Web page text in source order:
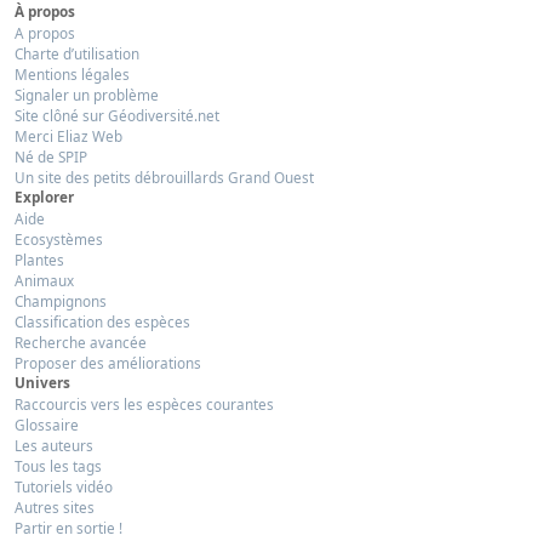
À propos
A propos
Charte d’utilisation
Mentions légales
Signaler un problème
Site clôné sur Géodiversité.net
Merci Eliaz Web
Né de SPIP
Un site des petits débrouillards Grand Ouest
Explorer
Aide
Ecosystèmes
Plantes
Animaux
Champignons
Classification des espèces
Recherche avancée
Proposer des améliorations
Univers
Raccourcis vers les espèces courantes
Glossaire
Les auteurs
Tous les tags
Tutoriels vidéo
Autres sites
Partir en sortie !